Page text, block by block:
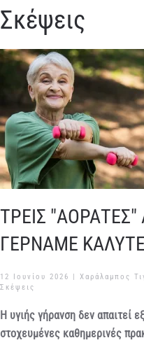
Σκέψεις
ΤΡΕΙΣ "ΑΟΡΑΤΕΣ"
ΓΕΡΝΑΜΕ
12 Ιουνίου 2026
| Χαράλαμπος
Σκέψεις
Η υγιής γήρανση δεν απαιτεί
στοχευμένες καθημερινές